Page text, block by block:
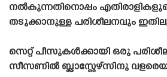
നൽകുന്നതിനൊപ്പം
തടുക്കാനുള്ള പരിശീലനവും
സെറ്റ് പീസുകൾക്കായി ഒരു
സീസണിൽ ബ്ലാസ്റ്റേഴ്‌സിനു